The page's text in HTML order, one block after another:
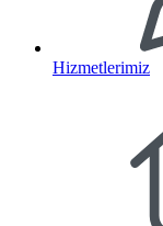
Hizmetlerimiz